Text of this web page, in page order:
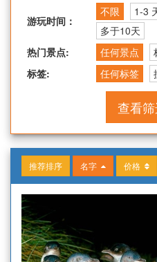
游玩时间：
不限 1-3
多于10天
热门景点:
任何景点
标签:
任何标签
查看
推荐排序 名字 价格